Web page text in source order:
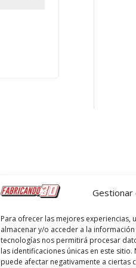
Gestionar
Para ofrecer las mejores
almacenar y/o acceder a la
tecnologías nos permitirá procesar
las identificaciones únicas en este
puede afectar negativamente a ciertas